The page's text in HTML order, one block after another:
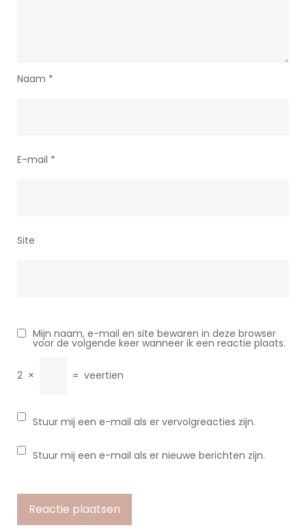
Naam *
E-mail *
Site
Mijn naam, e-mail en site bewaren in deze browser
voor de volgende keer wanneer ik een reactie plaats.
2 × = veertien
Stuur mij een e-mail als er vervolgreacties zijn.
Stuur mij een e-mail als er nieuwe berichten zijn.